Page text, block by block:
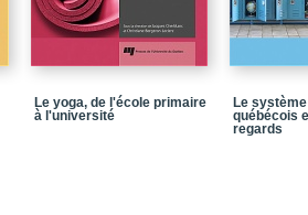
Chapitre 8 - Le
Chapitre 10 -
Chapitre 11 - La prise
Le yoga, de l'école primaire
à l'université
Le
québécois
regards